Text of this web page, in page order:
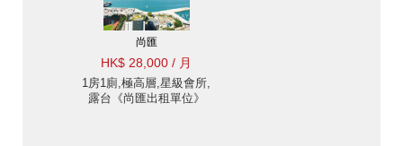
尚匯
HK$ 28,000 / 月
1房1廁,極高層,星級會所,
露台《尚匯出租單位》